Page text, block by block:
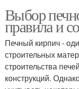
Выбор
правила и
Печный кирпич -
строительных
строительства
конструкций.